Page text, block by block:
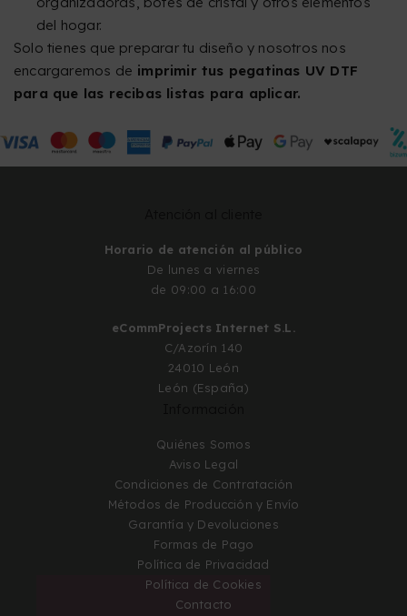
del hogar.
Solo tienes que preparar tu diseño y nosotros nos
encargaremos de imprimir tus pegatinas UV DTF
para que las recibas listas para aplicar.
Horario de atención al público
De lunes a viernes
de 09:00 a 16:00
eCommProjects Internet S.L.
C/Azorín 140
24010 León
León (España)
Quiénes Somos
Aviso Legal
Condiciones de Contratación
Métodos de Producción y Envío
Garantía y Devoluciones
Formas de Pago
Política de Privacidad
Política de Cookies
Contacto